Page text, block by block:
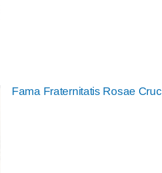
Fama Fraternitatis Rosae